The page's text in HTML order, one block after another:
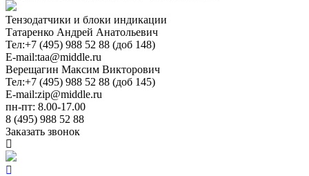
Тензодатчики и блоки индикации
Татаренко Андрей Анатольевич
Тел:+7 (495) 988 52 88 (доб 148)
E-mail:taa@middle.ru
Верещагин Максим Викторович
Тел:+7 (495) 988 52 88 (доб 145)
E-mail:zip@middle.ru
пн-пт: 8.00-17.00
8 (495) 988 52 88
Заказать звонок